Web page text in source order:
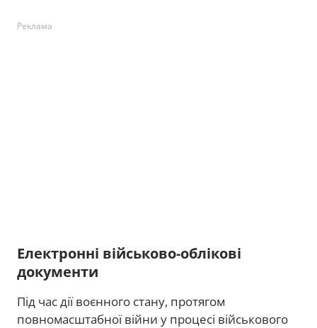
Реклама
Електронні військово-облікові
документи
Під час дії воєнного стану, протягом
повномасштабної війни у процесі військового